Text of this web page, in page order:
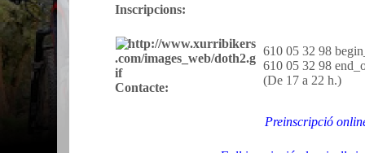
Inscripcions:
Contacte:
610 05 32 98
610 05 32 98
(De 17 a 22 h.)
Preinscripció